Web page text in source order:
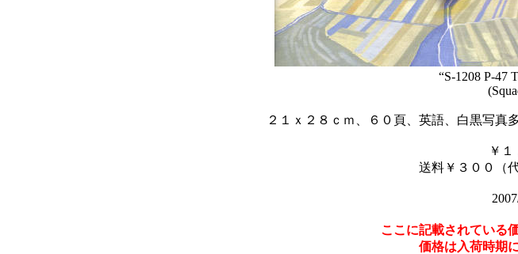
“S-1208 P-47
２１ｘ２８ｃｍ、６０頁、英語、白黒写真
￥１
送料￥３００（
ここに記載されている
価格は入荷時期